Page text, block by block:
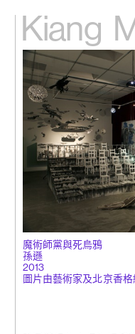
Kiang
主頁
展覽
藝術家
視頻
新訊
關於我們
English
魔術師黨與死烏鴉
孫遜
2013
圖片由藝術家及北京香